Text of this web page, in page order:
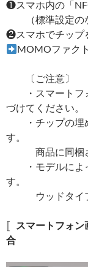
❶スマホ内の「
（標準設定の
❷スマホでチップ
MOMOファク
〔ご注意〕
・スマートフォ
づけてください。
・チップの埋め
す。
商品に同梱さ
・モデルによっ
す。
ウッドタイプ
〚
スマートフォ
合